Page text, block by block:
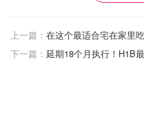
上一篇： 在这个最适合宅在家里
下一篇： 延期18个月执行！H1B